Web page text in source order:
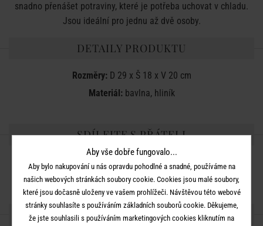
snadno přenášet potraviny, které je potřeba uchovat v chladu.
Jsou ideální pro jednu až dvě osoby.
DETAILY PRODUKTU
Rozměry: D 29 x Š 18 x V 20 cm
Materiál: bavlna, hliník
SDÍLEJTE S PŘÁTELI
DALŠÍ PRODUKTY ZE SÉRIE
Aby vše dobře fungovalo...
Aby bylo nakupování u nás opravdu pohodlné a snadné, používáme na
našich webových stránkách soubory cookie. Cookies jsou malé soubory,
které jsou dočasně uloženy ve vašem prohlížeči. Návštěvou této webové
stránky souhlasíte s používáním základních souborů cookie. Děkujeme,
že jste souhlasili s používáním marketingových cookies kliknutím na